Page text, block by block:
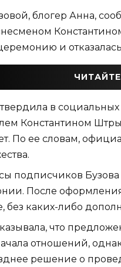
блогер Анна,
и
в социальных
Константином
По ее словам,
подписчиков
После
без каких-либо
что
отношений,
решение о